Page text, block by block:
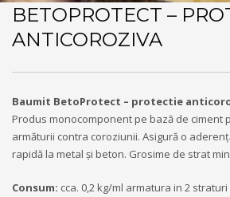
BETOPROTECT –
ANTICOROZIVA
Baumit BetoProtect – protectie
Produs monocomponent pe bază de ciment
armăturii contra coroziunii. Asigură o
rapidă la metal și beton. Grosime de strat
Consum: cca. 0,2 kg/ml armatura in 2 straturi